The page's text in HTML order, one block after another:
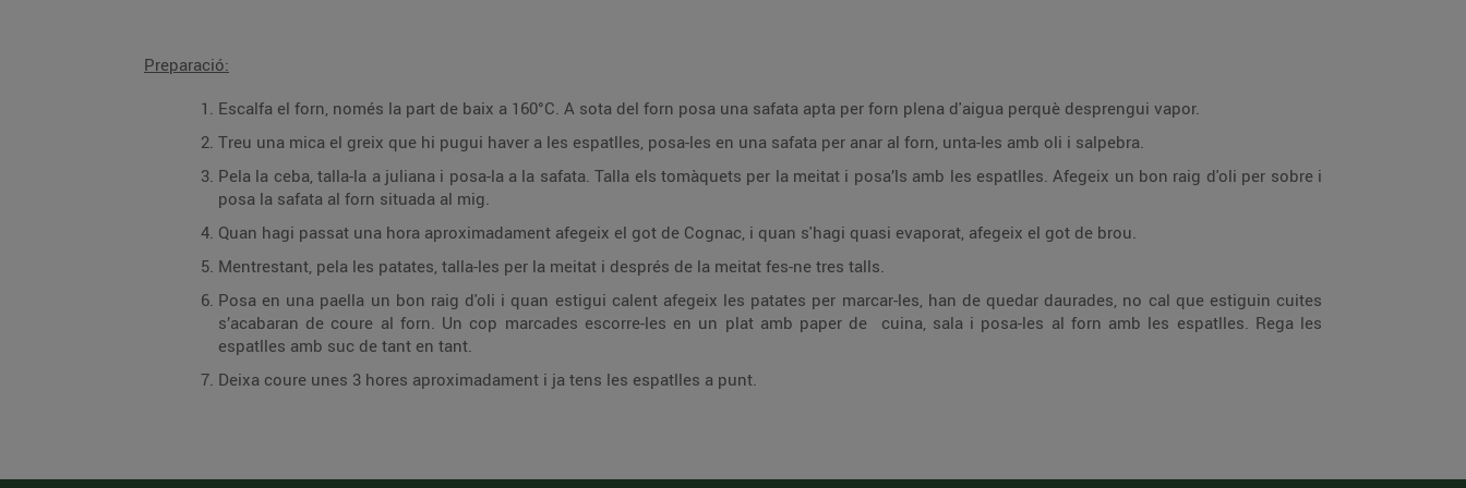
Preparació:
Escalfa el forn, només la part de baix a 160°C. A sota del forn posa una safata apta per forn plena d'aigua perquè desprengui vapor.
Treu una mica el greix que hi pugui haver a les espatlles, posa-les en una safata per anar al forn, unta-les amb oli i salpebra.
Pela la ceba, talla-la a juliana i posa-la a la safata. Talla els tomàquets per la meitat i posa’ls amb les espatlles. Afegeix un bon raig d'oli per sobre i
posa la safata al forn situada al mig.
Quan hagi passat una hora aproximadament afegeix el got de Cognac, i quan s'hagi quasi evaporat, afegeix el got de brou.
Mentrestant, pela les patates, talla-les per la meitat i després de la meitat fes-ne tres talls.
Posa en una paella un bon raig d'oli i quan estigui calent afegeix les patates per marcar-les, han de quedar daurades, no cal que estiguin cuites
s’acabaran de coure al forn. Un cop marcades escorre-les en un plat amb paper de cuina, sala i posa-les al forn amb les espatlles. Rega les
espatlles amb suc de tant en tant.
Deixa coure unes 3 hores aproximadament i ja tens les espatlles a punt.